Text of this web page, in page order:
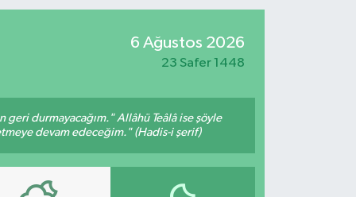
6 Ağustos 2026
23 Safer 1448
geri durmayacağım." Allâhü Teâlâ ise şöyle
devam edeceğim." (Hadis-i şerif)